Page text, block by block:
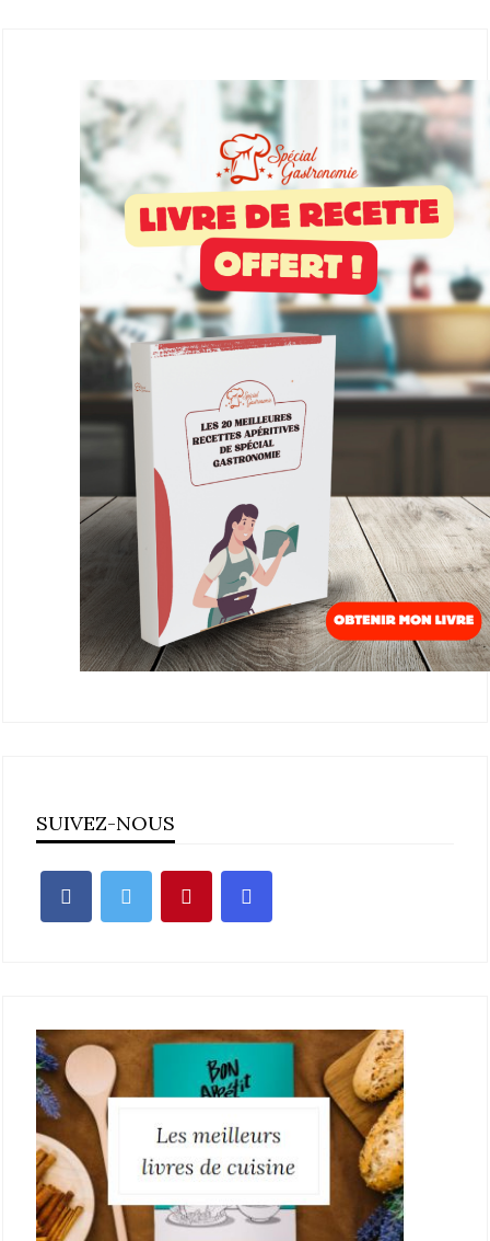
SUIVEZ-NOUS